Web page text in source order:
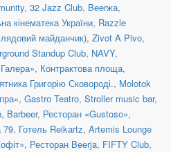
, 32 Jazz Club, Beerжа,
кінематека України, Razzle
майданчик), Zivot A Pivo,
Standup Club, NAVY,
, Контрактова площа,
Григорію Сковороді., Molotok
, Gastro Teatro, Stroller music bar,
, Barbeer, Ресторан «Gustoso»,
79, Готель Reikartz, Artemis Lounge
, Ресторан Beerja, FIFTY Club,